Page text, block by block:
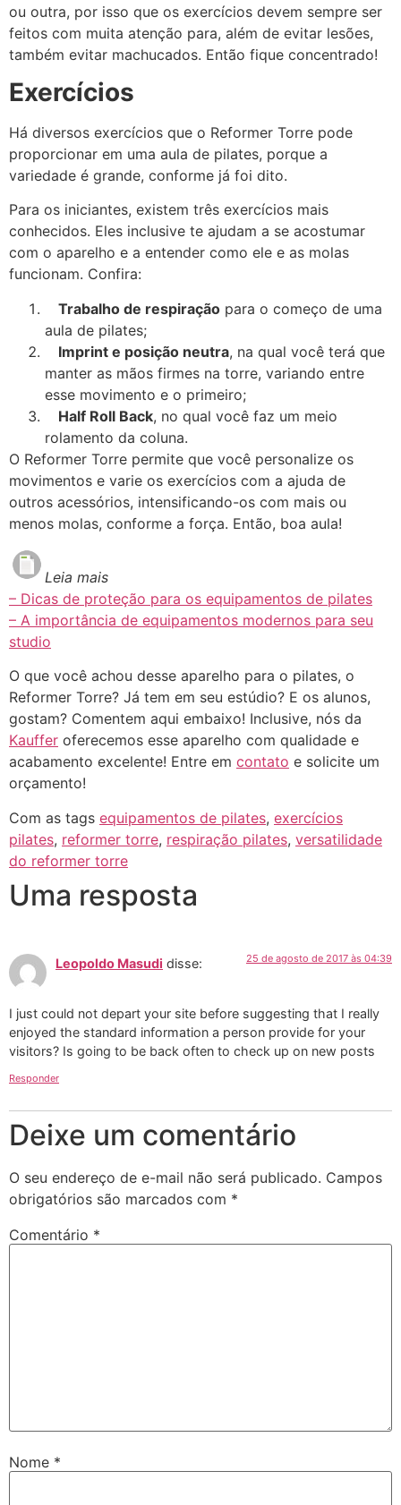
ou outra, por isso que os exercícios devem sempre ser
feitos com muita atenção para, além de evitar lesões,
também evitar machucados. Então fique concentrado!
Exercícios
Há diversos exercícios que o Reformer Torre pode
proporcionar em uma aula de pilates, porque a
variedade é grande, conforme já foi dito.
Para os iniciantes, existem três exercícios mais
conhecidos. Eles inclusive te ajudam a se acostumar
com o aparelho e a entender como ele e as molas
funcionam. Confira:
Trabalho de respiração para o começo de uma
aula de pilates;
Imprint e posição neutra, na qual você terá que
manter as mãos firmes na torre, variando entre
esse movimento e o primeiro;
Half Roll Back, no qual você faz um meio
rolamento da coluna.
O Reformer Torre permite que você personalize os
movimentos e varie os exercícios com a ajuda de
outros acessórios, intensificando-os com mais ou
menos molas, conforme a força. Então, boa aula!
Leia mais
– Dicas de proteção para os equipamentos de pilates
– A importância de equipamentos modernos para seu
studio
O que você achou desse aparelho para o pilates, o
Reformer Torre? Já tem em seu estúdio? E os alunos,
gostam? Comentem aqui embaixo! Inclusive, nós da
Kauffer oferecemos esse aparelho com qualidade e
acabamento excelente! Entre em contato e solicite um
orçamento!
Com as tags equipamentos de pilates, exercícios
pilates, reformer torre, respiração pilates, versatilidade
do reformer torre
Uma resposta
Leopoldo Masudi disse: 25 de agosto de 2017 às 04:39
I just could not depart your site before suggesting that I really
enjoyed the standard information a person provide for your
visitors? Is going to be back often to check up on new posts
Responder
Deixe um comentário
O seu endereço de e-mail não será publicado. Campos
obrigatórios são marcados com *
Comentário *
Nome *